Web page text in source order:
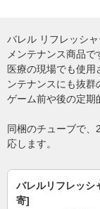
バレル リフレッシ
メンテナンス商品で
医療の現場でも使
ンテナンスにも抜群
ゲーム前や後の定期
同梱のチューブで
応します。
バレルリフレッ
寄]